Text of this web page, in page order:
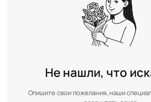
Не нашли, что
Опишите свои пожелания, наши